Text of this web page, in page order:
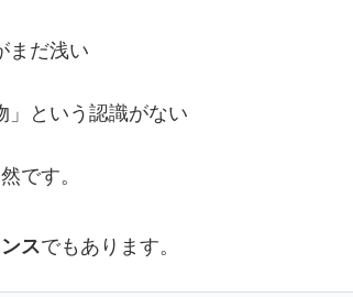
まだ浅い
」という認識がない
です。
スでもあります。